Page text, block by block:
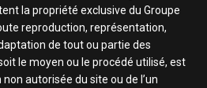
la propriété exclusive du Groupe
reproduction, représentation,
de tout ou partie des
le moyen ou le procédé utilisé, est
autorisée du site ou de l’un